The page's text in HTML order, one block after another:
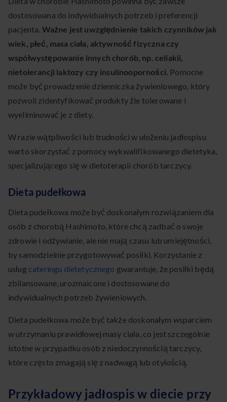
dostosowana do indywidualnych potrzeb i preferencji
pacjenta. Ważne jest uwzględnienie takich czynników jak
wiek, płeć, masa ciała, aktywność fizyczna czy
współwystępowanie innych chorób, np. celiakii,
nietolerancji laktozy czy insulinooporności. Pomocne
może być prowadzenie dzienniczka żywieniowego, który
pozwoli zidentyfikować produkty źle tolerowane i
wyeliminować je z diety.
W razie wątpliwości lub trudności w ułożeniu jadłospisu
warto skorzystać z pomocy wykwalifikowanego dietetyka,
specjalizującego się w dietoterapii chorób tarczycy.
Dieta pudełkowa
Dieta pudełkowa może być doskonałym rozwiązaniem dla
osób z chorobą Hashimoto, które chcą zadbać o swoje
zdrowie i odżywianie, ale nie mają czasu lub umiejętności,
by samodzielnie przygotowywać posiłki. Korzystanie z
usług cateringu dietetycznego gwarantuje, że posiłki będą
zbilansowane, urozmaicone i dostosowane do
indywidualnych potrzeb żywieniowych.
Dieta pudełkowa może być także doskonałym wsparciem
w utrzymaniu prawidłowej masy ciała, co jest szczególnie
istotne w przypadku osób z niedoczynnością tarczycy,
które często zmagają się z nadwagą lub otyłością.
Przykładowy jadłospis w diecie przy